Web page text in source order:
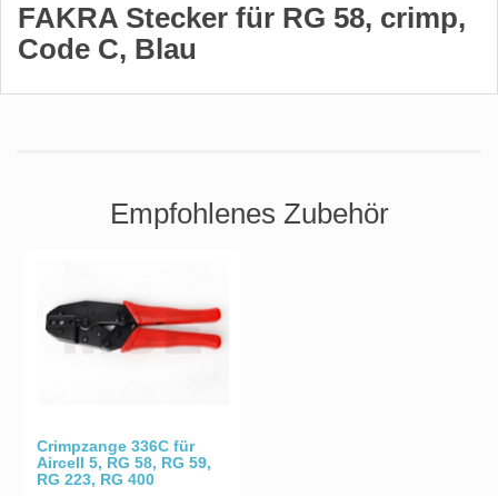
FAKRA Stecker für RG 58, crimp,
Code C, Blau
Empfohlenes Zubehör
Crimpzange 336C für
Aircell 5, RG 58, RG 59,
RG 223, RG 400